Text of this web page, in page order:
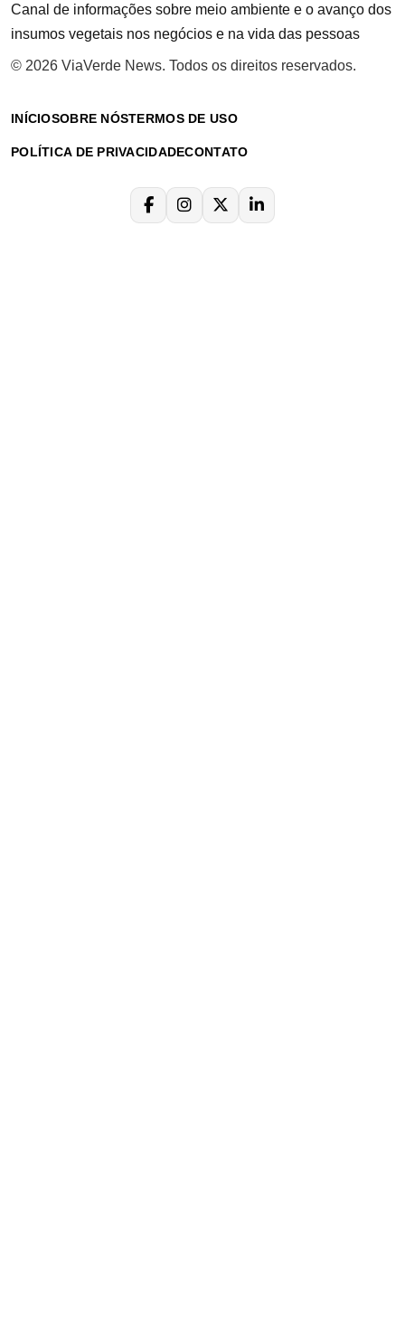
Canal de informações sobre meio ambiente e o avanço dos
insumos vegetais nos negócios e na vida das pessoas
© 2026 ViaVerde News. Todos os direitos reservados.
INÍCIOSOBRE NÓSTERMOS DE USO
POLÍTICA DE PRIVACIDADECONTATO